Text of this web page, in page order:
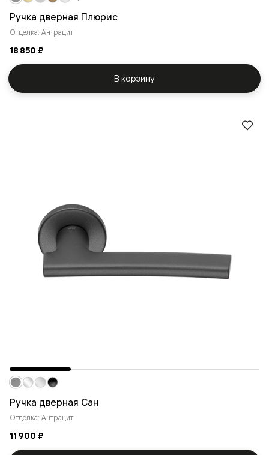
Ручка дверная Плюрис
Отделка: Антрацит
18 850 ₽
В корзину
Ручка дверная Сан
Отделка: Антрацит
11 900 ₽